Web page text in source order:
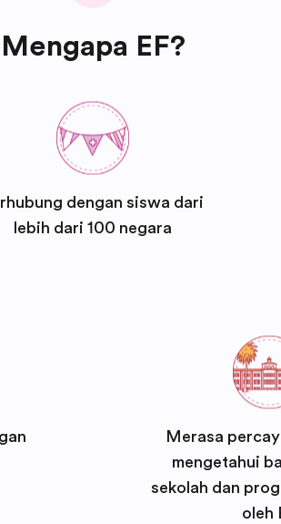
Mengapa EF?
dengan siswa dari
lebih dari 100 negara
Merasa
mengetahui
sekolah dan
oleh